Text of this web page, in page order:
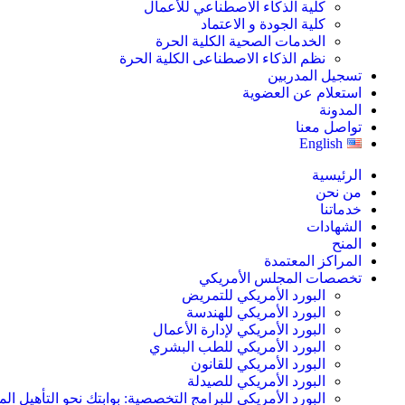
كلية الذكاء الاصطناعي للأعمال
كلية الجودة و الاعتماد
الخدمات الصحية الكلية الحرة
نظم الذكاء الاصطناعى الكلية الحرة
تسجيل المدربين
استعلام عن العضوية
المدونة
تواصل معنا
English
الرئيسية
من نحن
خدماتنا
الشهادات
المنح
المراكز المعتمدة
تخصصات المجلس الأمريكي
البورد الأمريكي للتمريض
البورد الأمريكي للهندسة
البورد الأمريكي لإدارة الأعمال
البورد الأمريكي للطب البشري
البورد الأمريكي للقانون
البورد الأمريكي للصيدلة
البورد الأمريكي للبرامج التخصصية: بوابتك نحو التأهيل